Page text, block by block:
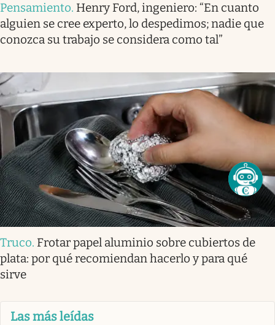
Pensamiento. Henry Ford, ingeniero: “En cuanto
alguien se cree experto, lo despedimos; nadie que
conozca su trabajo se considera como tal”
Truco. Frotar papel aluminio sobre cubiertos de
plata: por qué recomiendan hacerlo y para qué
sirve
Las más leídas